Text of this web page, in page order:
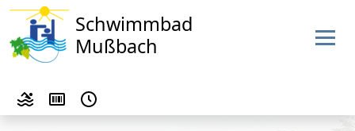
Schwimmbad
Mußbach